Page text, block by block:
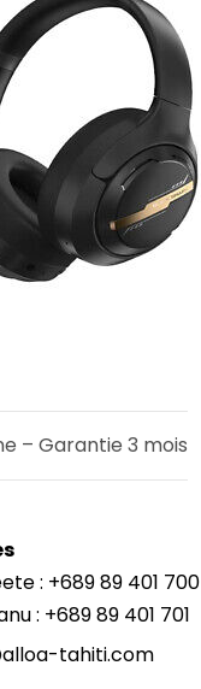
– Garantie 3 mois
: +689 89 401 700
: +689 89 401 701
tahiti.com